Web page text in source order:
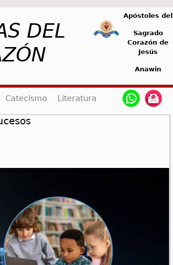
DEL
Apóstoles del
Sagrado
Corazón de
Jesús
Anawin
Catecismo Literatura